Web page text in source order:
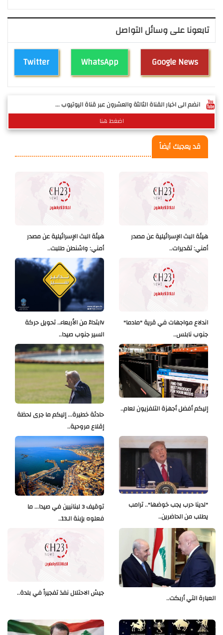
تابعونا على وسائل التواصل
Twitter WhatsApp Google News
انضم الى اخبار القناة الثالثة والعشرون عبر قناة اليوتيوب ...
اضغط هنا
قد يعجبك أيضاً
هيئة البث الإسرائيلية عن مصدر
أمني: واشنطن طلبت..
هيئة البث الإسرائيلية عن مصدر
أمني: تقديرات..
Vابتداءً من الأربعاء.. تحويل حركة
السير جنوب صيدا..
اندلاع مواجهات في قرية "مادما"
جنوب نابلس..
حادثة خطيرة... إليكم ما جرى لحظة
إقلاع مروحية..
إليكم أفضل أجهزة التلفزيون لعام..
توقيف 3 لبنانيين في صيدا... ما
فعلوه بإبنة الـ13..
"لدينا حرب يجب خوضها".. ترامب
يطلب من الحاضرين..
جيش الاحتلال نفذ تفجيراً في بلدة.. العبارة التي أربكت..